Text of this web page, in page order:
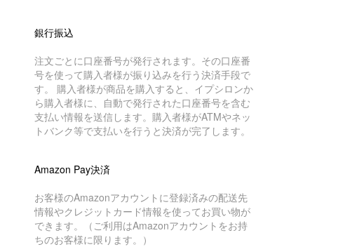
銀行振込
注文ごとに口座番号が発行されます。その口座番
号を使って購入者様が振り込みを行う決済手段で
す。 購入者様が商品を購入すると、イプシロンか
ら購入者様に、自動で発行された口座番号を含む
支払い情報を送信します。購入者様がATMやネッ
トバンク等で支払いを行うと決済が完了します。
Amazon Pay決済
お客様のAmazonアカウントに登録済みの配送先
情報やクレジットカード情報を使ってお買い物が
できます。（ご利用はAmazonアカウントをお持
ちのお客様に限ります。）